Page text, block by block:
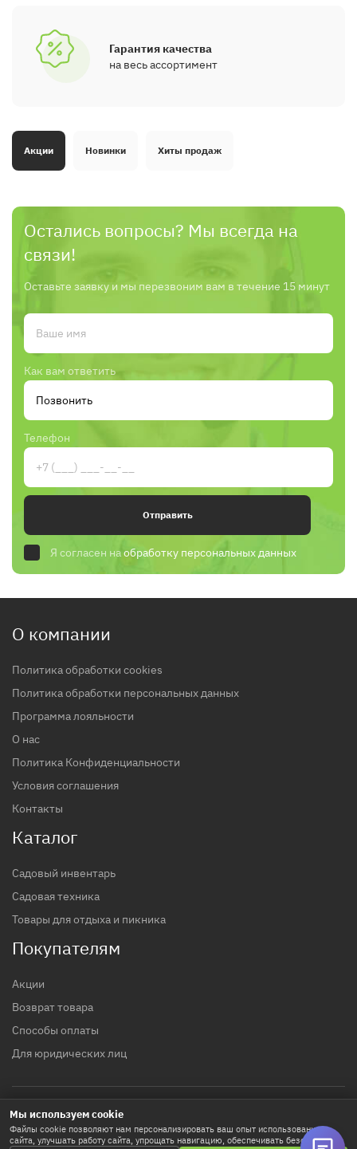
Гарантия качества
на весь ассортимент
Акции Новинки Хиты продаж
Остались вопросы? Мы всегда на
связи!
Оставьте заявку и мы перезвоним вам в течение 15 минут
Как вам ответить
Телефон
Отправить
Я согласен наобработку персональных данных
О компании
Политика обработки cookies
Политика обработки персональных данных
Программа лояльности
О нас
Политика Конфиденциальности
Условия соглашения
Контакты
Каталог
Садовый инвентарь
Садовая техника
Товары для отдыха и пикника
Покупателям
Акции
Возврат товара
Способы оплаты
Для юридических лиц
© 2017 - 2026 гг. Строительный магазин INTTOOLS
Мы используем cookie
Файлы cookie позволяют нам персонализировать ваш опыт использования
сайта, улучшать работу сайта, упрощать навигацию, обеспечивать безопасность